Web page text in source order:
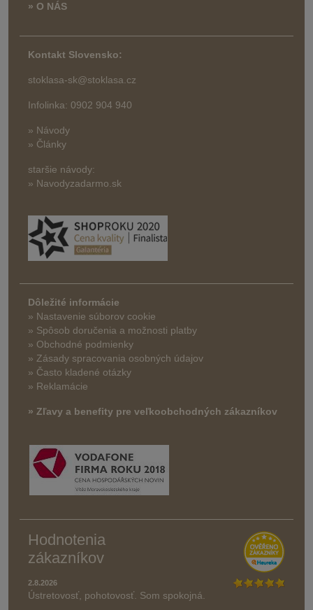
» O NÁS
Kontakt Slovensko:
stoklasa-sk@stoklasa.cz
Infolinka: 0902 904 940
» Návody
» Články
staršie návody:
» Navodyzadarmo.sk
Dôležité informácie
» Nastavenie súborov cookie
» Spôsob doručenia a možnosti platby
» Obchodné podmienky
» Zásady spracovania osobných údajov
» Často kladené otázky
» Reklamácie
» Zľavy a benefity pre veľkoobchodných zákazníkov
Hodnotenia
zákazníkov
2.8.2026
Ústretovosť, pohotovosť. Som spokojná.